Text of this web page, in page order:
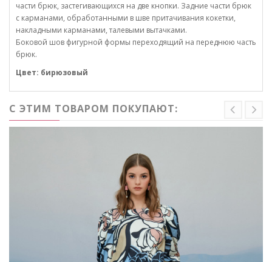
части брюк, застегивающихся на две кнопки. Задние части брюк
с карманами, обработанными в шве притачивания кокетки,
накладными карманами, талевыми вытачками.
Боковой шов фигурной формы переходящий на переднюю часть
брюк.
Цвет: бирюзовый
С ЭТИМ ТОВАРОМ ПОКУПАЮТ: